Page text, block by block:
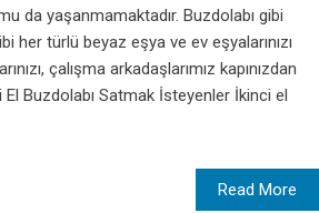
da yaşanmamaktadır. Buzdolabı gibi
her türlü beyaz eşya ve ev eşyalarınızı
çalışma arkadaşlarımız kapınızdan
Buzdolabı Satmak İsteyenler İkinci el
Read More